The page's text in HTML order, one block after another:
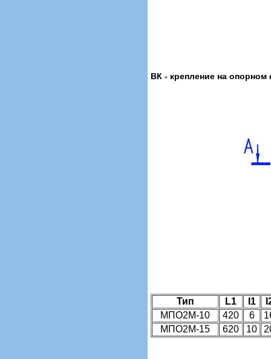
ВК - крепление на опорном
Тип L1 I1
МПО2М-10
420 6
МПО2М-15
620 10